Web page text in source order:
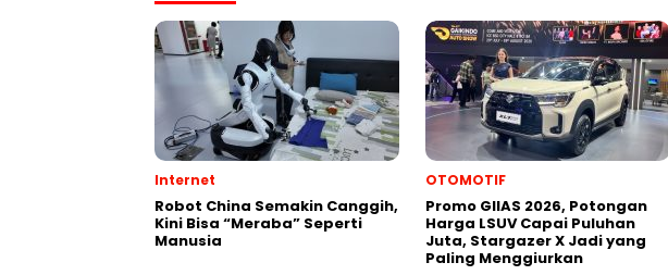
Internet
Robot China Semakin Canggih,
Kini Bisa “Meraba” Seperti
Manusia
OTOMOTIF
Promo GIIAS 2026, Potongan
Harga LSUV Capai Puluhan
Juta, Stargazer X Jadi yang
Paling Menggiurkan